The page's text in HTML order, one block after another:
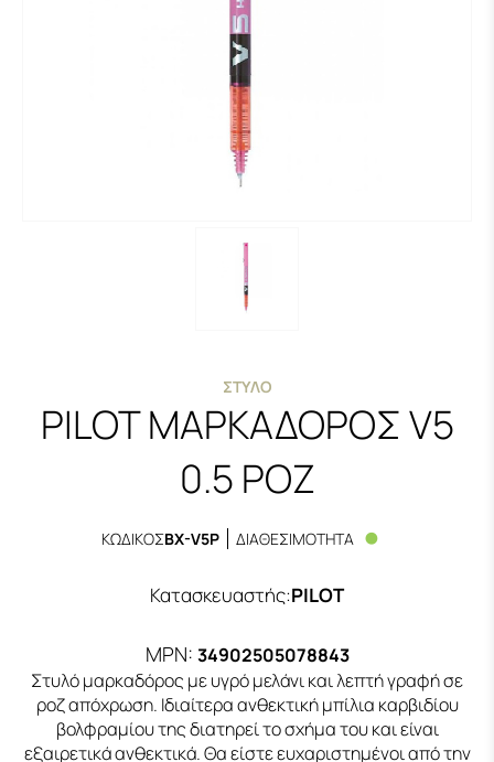
ΣΤΥΛΌ
PILOT ΜΑΡΚΑΔΟΡΟΣ V5
0.5 ΡΟΖ
ΚΩΔΙΚΟΣBX-V5P ΔΙΑΘΕΣΙΜΟΤΗΤΑ
Κατασκευαστής:PILOT
MPN: 34902505078843
Στυλό μαρκαδόρος με υγρό μελάνι και λεπτή γραφή σε
ροζ απόχρωση. Ιδιαίτερα ανθεκτική μπίλια καρβιδίου
βολφραμίου της διατηρεί το σχήμα του και είναι
εξαιρετικά ανθεκτικά. Θα είστε ευχαριστημένοι από την